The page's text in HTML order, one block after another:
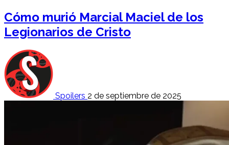
Cómo murió Marcial Maciel de los
Legionarios de Cristo
Spoilers 2 de septiembre de 2025